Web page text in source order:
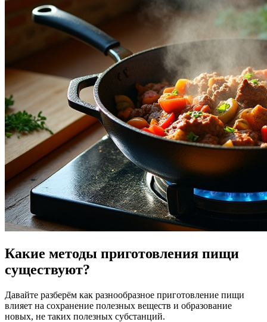
Какие методы приготовления пищи
существуют?
Давайте разберём как разнообразное приготовление пищи
влияет на сохранение полезных веществ и образование
новых, не таких полезных субстанций.